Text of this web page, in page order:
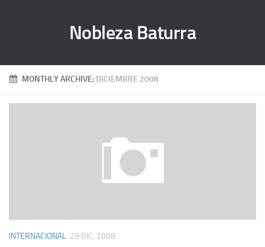
Nobleza Baturra
MONTHLY ARCHIVE: DICIEMBRE 2008
INTERNACIONAL 29 DIC, 2008